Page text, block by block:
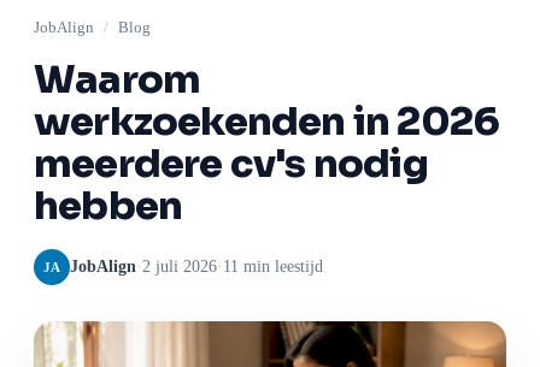
JobAlign / Blog
Waarom
werkzoekenden in 2026
meerdere cv's nodig
hebben
JA JobAlign·2 juli 2026· 11 min leestijd